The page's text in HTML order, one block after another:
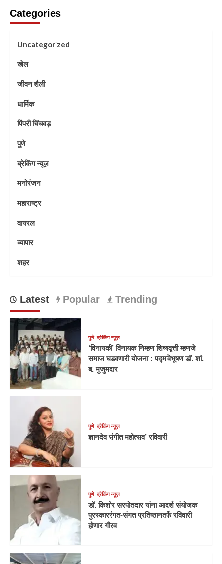
Categories
Uncategorized
खेल
जीवन शैली
धार्मिक
पिंपरी चिंचवड़
पुणे
ब्रेकिंग न्यूज़
मनोरंजन
महाराष्ट्र
वायरल
व्यापार
शहर
Latest Popular Trending
पुणे ब्रेकिंग न्यूज़
‘विनायकी’ विनायक निम्हण शिष्यवृत्ती म्हणजे
समाज घडवणारी योजना : पद्मविभूषण डॉ. शां.
ब. मुजुमदार
पुणे ब्रेकिंग न्यूज़
ज्ञानदेव संगीत महोत्सव’ रविवारी
पुणे ब्रेकिंग न्यूज़
डॉ. किशोर सरपोतदार यांना आदर्श संयोजक
पुरस्काररंगत-संगत प्रतिष्ठानतर्फे रविवारी
होणार गौरव